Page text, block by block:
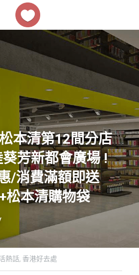
本清第12間分店
芳新都會廣場 !
/消費滿額即送
松本清購物袋
熱話, 香港好去處
商品分類